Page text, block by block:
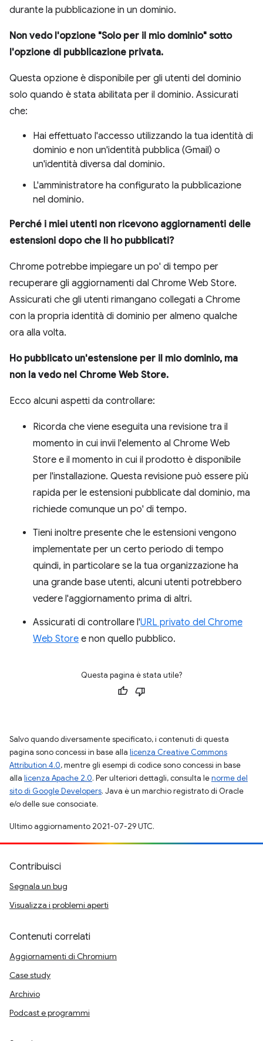
durante la pubblicazione in un dominio.
Non vedo l'opzione "Solo per il mio dominio" sotto
l'opzione di pubblicazione privata.
Questa opzione è disponibile per gli utenti del dominio
solo quando è stata abilitata per il dominio. Assicurati
che:
Hai effettuato l'accesso utilizzando la tua identità di
dominio e non un'identità pubblica (Gmail) o
un'identità diversa dal dominio.
L'amministratore ha configurato la pubblicazione
nel dominio.
Perché i miei utenti non ricevono aggiornamenti delle
estensioni dopo che li ho pubblicati?
Chrome potrebbe impiegare un po' di tempo per
recuperare gli aggiornamenti dal Chrome Web Store.
Assicurati che gli utenti rimangano collegati a Chrome
con la propria identità di dominio per almeno qualche
ora alla volta.
Ho pubblicato un'estensione per il mio dominio, ma
non la vedo nel Chrome Web Store.
Ecco alcuni aspetti da controllare:
Ricorda che viene eseguita una revisione tra il
momento in cui invii l'elemento al Chrome Web
Store e il momento in cui il prodotto è disponibile
per l'installazione. Questa revisione può essere più
rapida per le estensioni pubblicate dal dominio, ma
richiede comunque un po' di tempo.
Tieni inoltre presente che le estensioni vengono
implementate per un certo periodo di tempo
quindi, in particolare se la tua organizzazione ha
una grande base utenti, alcuni utenti potrebbero
vedere l'aggiornamento prima di altri.
Assicurati di controllare l'URL privato del Chrome
Web Store e non quello pubblico.
Questa pagina è stata utile?
Salvo quando diversamente specificato, i contenuti di questa
pagina sono concessi in base alla licenza Creative Commons
Attribution 4.0, mentre gli esempi di codice sono concessi in base
alla licenza Apache 2.0. Per ulteriori dettagli, consulta lenorme del
sito di Google Developers. Java è un marchio registrato di Oracle
e/o delle sue consociate.
Ultimo aggiornamento 2021-07-29 UTC.
Contribuisci
Segnala un bug
Visualizza i problemi aperti
Contenuti correlati
Aggiornamenti di Chromium
Case study
Archivio
Podcast e programmi